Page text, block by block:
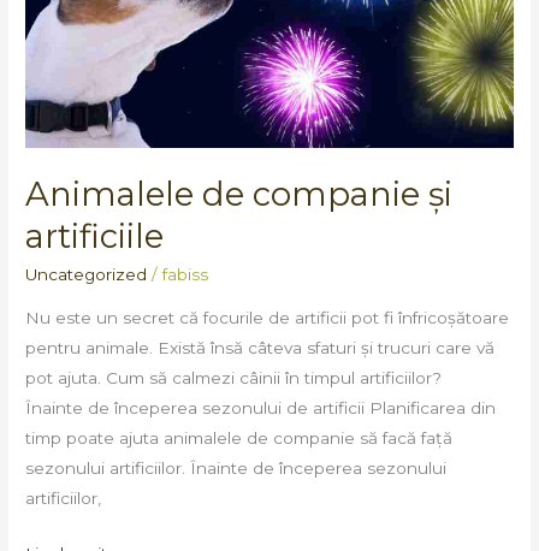
Animalele de companie și
artificiile
Uncategorized /fabiss
Nu este un secret că focurile de artificii pot fi înfricoșătoare
pentru animale. Există însă câteva sfaturi și trucuri care vă
pot ajuta. Cum să calmezi câinii în timpul artificiilor?
Înainte de începerea sezonului de artificii Planificarea din
timp poate ajuta animalele de companie să facă față
sezonului artificiilor. Înainte de începerea sezonului
artificiilor,